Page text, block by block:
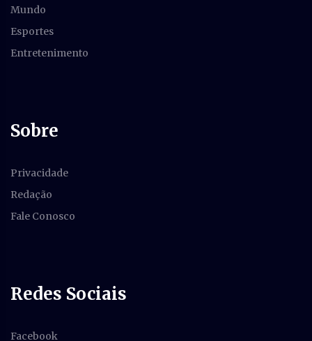
Mundo
Esportes
Entretenimento
Sobre
Privacidade
Redação
Fale Conosco
Redes Sociais
Facebook